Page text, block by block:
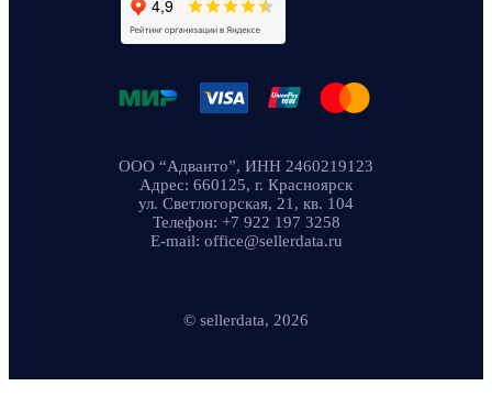
ООО “Адванто”, ИНН 2460219123
Адрес: 660125, г. Красноярск
ул. Светлогорская, 21, кв. 104
Телефон: +7 922 197 3258
E-mail: office@sellerdata.ru
© sellerdata, 2026